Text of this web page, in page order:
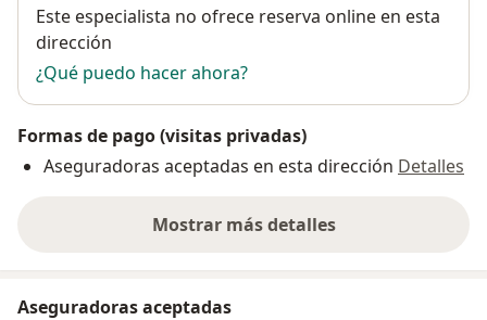
Disponibilidad
Este especialista no ofrece reserva online en esta
dirección
¿Qué puedo hacer ahora?
Formas de pago (visitas privadas)
Aseguradoras aceptadas en esta dirección Detalles
Mostrar más detalles
sobre la dirección
Aseguradoras aceptadas